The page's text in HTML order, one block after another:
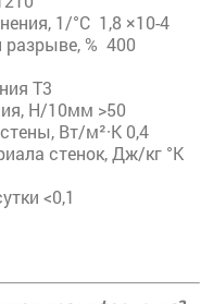
1/°C 1,8 ×10-4
разрыве, % 400
Т3
Н/10мм >50
Вт/м²·К 0,4
стенок, Дж/кг °К
<0,1